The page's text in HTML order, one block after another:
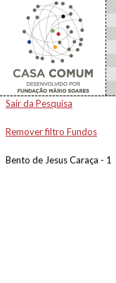
Sair da Pesquisa
Remover filtro Fundos
Bento de Jesus Caraça - 1